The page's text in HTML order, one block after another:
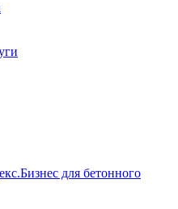
для бетонного